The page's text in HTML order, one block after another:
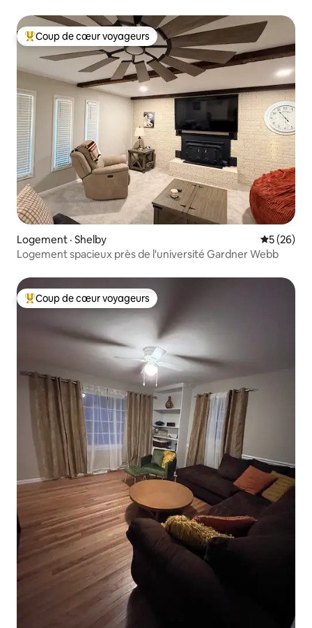
Coup de cœur voyageurs parmi les plus aimés
Coup de cœur voyageurs
Logement · Shelby Note
5 (26)
Logement spacieux près de l'université Gardner Webb
Coup de cœur voyageurs parmi les plus aimés
Coup de cœur voyageurs